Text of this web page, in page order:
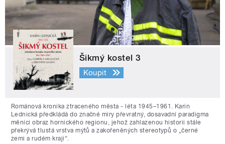
Šikmý kostel 3
Koupit
Románová kronika ztraceného města - léta 1945–1961. Karin
Lednická předkládá do značné míry převratný, dosavadní paradigma
měnící obraz hornického regionu, jehož zahlazenou historii stále
překrývá tlustá vrstva mýtů a zakořeněných stereotypů o „černé
zemi a rudém kraji“.